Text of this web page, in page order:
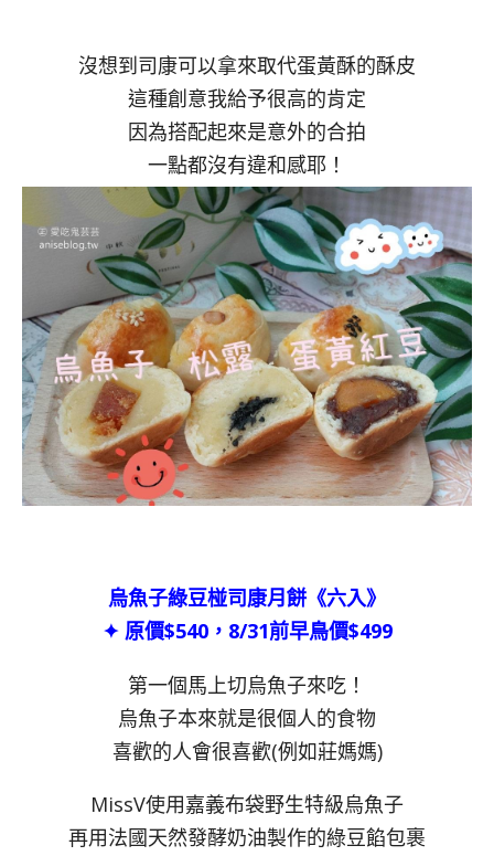
沒想到司康可以拿來取代蛋黃酥的酥皮
這種創意我給予很高的肯定
因為搭配起來是意外的合拍
一點都沒有違和感耶！
烏魚子綠豆椪司康月餅《六入》
✦ 原價$540，8/31前早鳥價$499
第一個馬上切烏魚子來吃！
烏魚子本來就是很個人的食物
喜歡的人會很喜歡(例如莊媽媽)
MissV使用嘉義布袋野生特級烏魚子
再用法國天然發酵奶油製作的綠豆餡包裹